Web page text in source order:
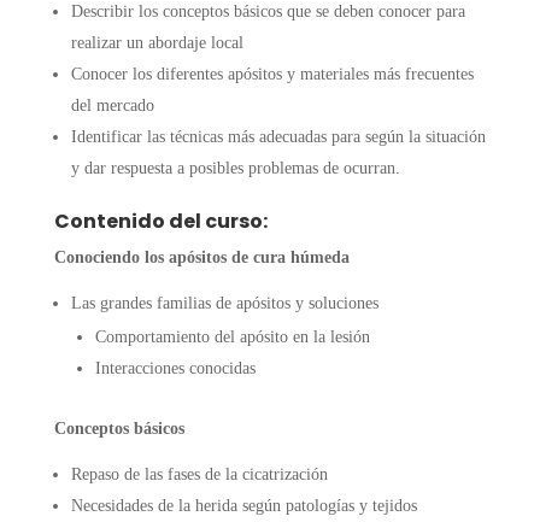
Describir los conceptos básicos que se deben conocer para
realizar un abordaje local
Conocer los diferentes apósitos y materiales más frecuentes
del mercado
Identificar las técnicas más adecuadas para según la situación
y dar respuesta a posibles problemas de ocurran.
Contenido del curso:
Conociendo los apósitos de cura húmeda
Las grandes familias de apósitos y soluciones
Comportamiento del apósito en la lesión
Interacciones conocidas
Conceptos básicos
Repaso de las fases de la cicatrización
Necesidades de la herida según patologías y tejidos